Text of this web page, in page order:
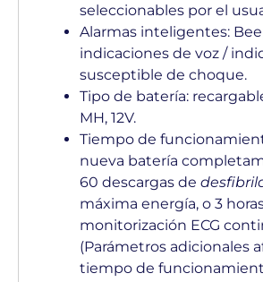
seleccionables por el
Alarmas inteligentes:
indicaciones de voz /
susceptible de choque.
Tipo de batería:
MH, 12V.
Tiempo de
nueva batería
60 descargas de
máxima energía, o 3
monitorización ECG
(Parámetros adicionales
tiempo de